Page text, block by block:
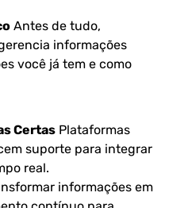
Antes de tudo,
informações
você já tem e como
Certas Plataformas
suporte para integrar
real.
informações em